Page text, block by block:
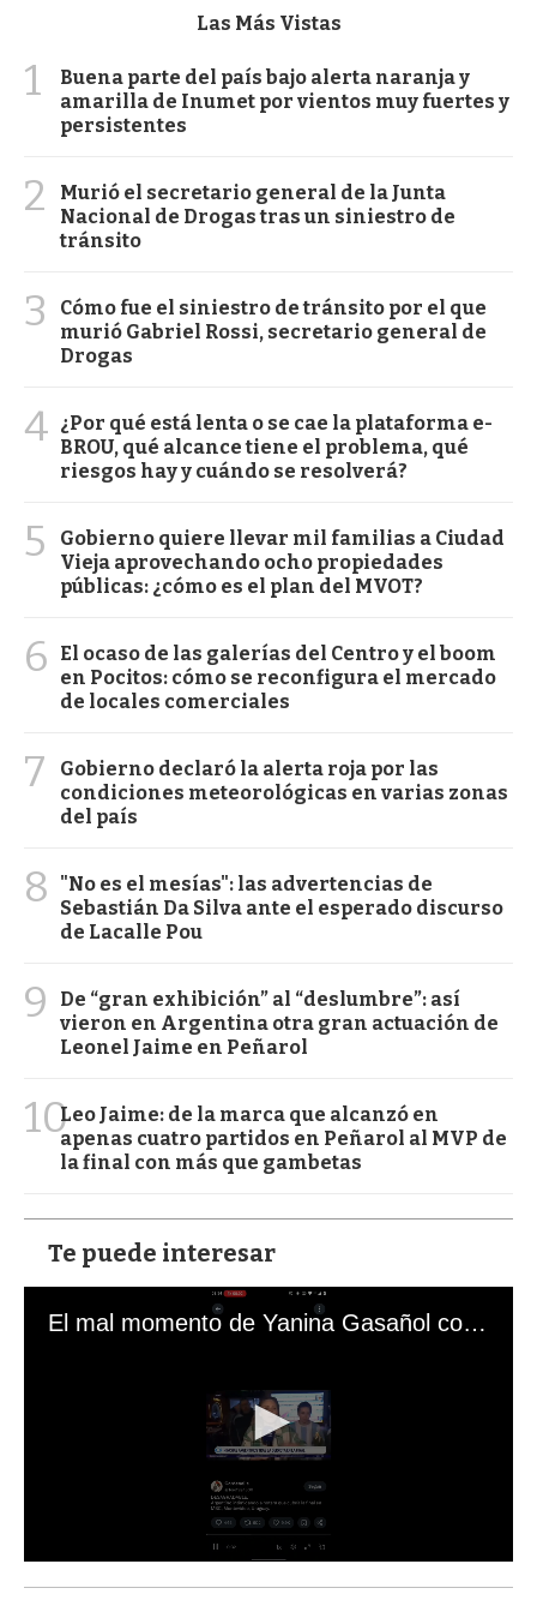
Las Más Vistas
1
Buena parte del país bajo alerta naranja y
amarilla de Inumet por vientos muy fuertes y
persistentes
2
Murió el secretario general de la Junta
Nacional de Drogas tras un siniestro de
tránsito
3
Cómo fue el siniestro de tránsito por el que
murió Gabriel Rossi, secretario general de
Drogas
4 ¿Por qué está lenta o se cae la plataforma e-
BROU, qué alcance tiene el problema, qué
riesgos hay y cuándo se resolverá?
5
Gobierno quiere llevar mil familias a Ciudad
Vieja aprovechando ocho propiedades
públicas: ¿cómo es el plan del MVOT?
6
El ocaso de las galerías del Centro y el boom
en Pocitos: cómo se reconfigura el mercado
de locales comerciales
7
Gobierno declaró la alerta roja por las
condiciones meteorológicas en varias zonas
del país
8
"No es el mesías": las advertencias de
Sebastián Da Silva ante el esperado discurso
de Lacalle Pou
9
De “gran exhibición” al “deslumbre”: así
vieron en Argentina otra gran actuación de
Leonel Jaime en Peñarol
10Leo Jaime: de la marca que alcanzó en
apenas cuatro partidos en Peñarol al MVP de
la final con más que gambetas
Te puede interesar
El mal momento de Yanina Gasañol con un hincha argentino en "Subrayado"
s